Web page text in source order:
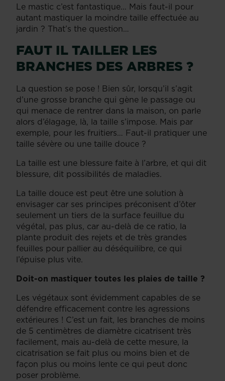
Le mastic c’est fantastique… Mais faut-il pour
autant mastiquer la moindre taille effectuée au
jardin ? That’s the question…
FAUT IL TAILLER LES
BRANCHES DES ARBRES ?
La question se pose ! Bien sûr, lorsqu’il s’agit
d’une grosse branche qui gène le passage ou
qui menace de rentrer dans la maison, on parle
alors d’élagage, là, la taille s’impose. Mais par
exemple, pour les fruitiers… Faut-il pratiquer une
taille sévère ou une taille douce ?
La taille est une blessure faite à l’arbre, et qui dit
blessure, dit possibilités de maladies.
La taille douce est peut être une solution à
envisager car ses principes préconisent d’ôter
seulement un tiers de la surface feuillue du
végétal, pas plus, car au-delà de ce ratio, la
plante produit des rejets et de très grandes
feuilles pour pallier au déséquilibre, ce qui
l’épuise plus vite.
Doit-on mastiquer toutes les plaies de taille ?
Les végétaux sont évidemment capables de se
défendre efficacement contre les agressions
extérieures ! C’est un fait, les branches de moins
de 5 centimètres de diamètre cicatrisent très
facilement, mais au-delà de cette mesure, la
cicatrisation se fait plus ou moins bien et de
façon plus ou moins lente ce qui peut donc
poser problème.